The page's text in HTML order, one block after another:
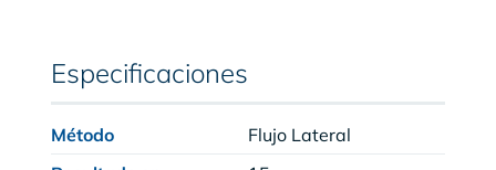
Especificaciones
Método
Flujo Lateral